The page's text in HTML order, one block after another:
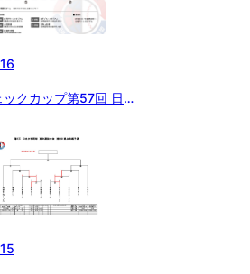
ックカップ第57回 日本
日結果